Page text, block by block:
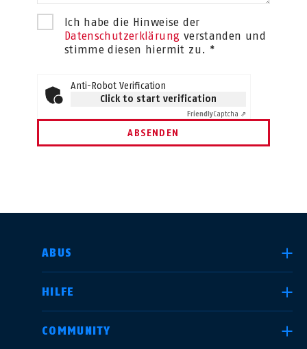
Ich habe die Hinweise der
Datenschutzerklärung verstanden und
stimme diesen hiermit zu. *
Anti-Robot Verification
Click to start verification
FriendlyCaptcha ⇗
ABSENDEN
ABUS
HILFE
COMMUNITY
LAND AUSWÄHLEN
Deutschland